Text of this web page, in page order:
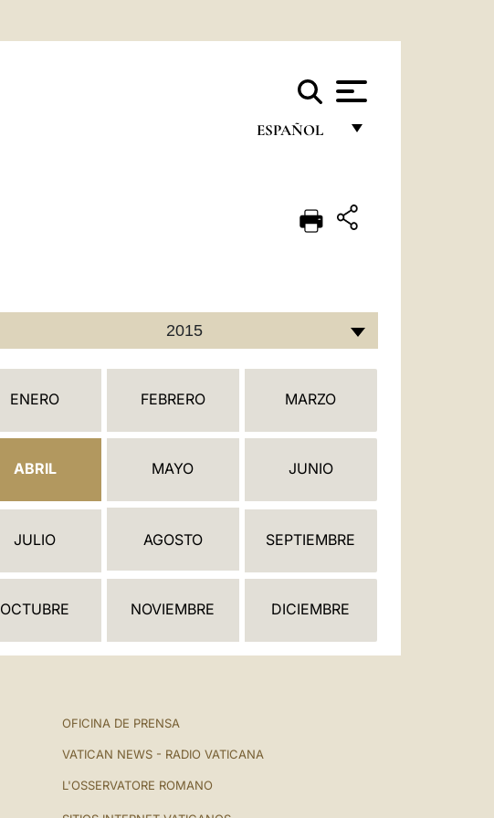
ESPAÑOL
ITALIANO
ESPAÑOL
2015
ENERO FEBRERO MARZO
ABRIL MAYO JUNIO
JULIO AGOSTO SEPTIEMBRE
OCTUBRE NOVIEMBRE DICIEMBRE
OFICINA DE PRENSA
VATICAN NEWS - RADIO VATICANA
L'OSSERVATORE ROMANO